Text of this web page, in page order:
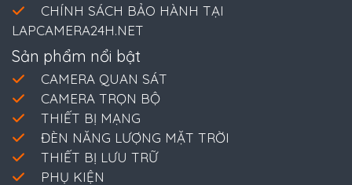
CHÍNH SÁCH BẢO HÀNH TẠI
LAPCAMERA24H.NET
Sản phẩm nổi bật
CAMERA QUAN SÁT
CAMERA TRỌN BỘ
THIẾT BỊ MẠNG
ĐÈN NĂNG LƯỢNG MẶT TRỜI
THIẾT BỊ LƯU TRỮ
PHỤ KIỆN